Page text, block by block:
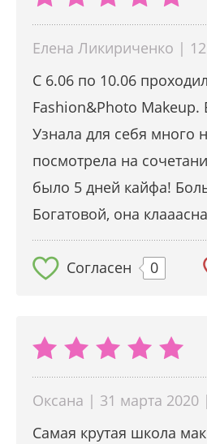
Елена Ликириченко |
С 6.06 по 10.06
Fashion&Photo Makeup.
Узнала для себя много
посмотрела на
было 5 дней кайфа!
Богатовой, она
Согласен 0
Оксана | 31 марта 2020
Самая крутая школа